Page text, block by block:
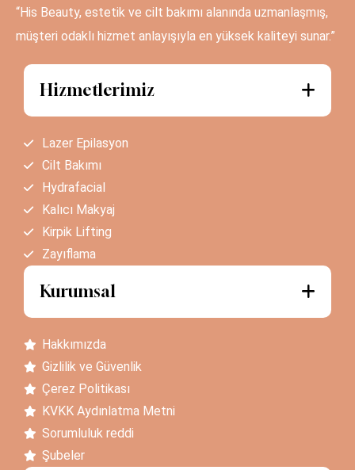
“His Beauty, estetik ve cilt bakımı alanında uzmanlaşmış,
müşteri odaklı hizmet anlayışıyla en yüksek kaliteyi sunar.”
Hizmetlerimiz
Lazer Epilasyon
Cilt Bakımı
Hydrafacial
Kalıcı Makyaj
Kirpik Lifting
Zayıflama
Kurumsal
Hakkımızda
Gizlilik ve Güvenlik
Çerez Politikası
KVKK Aydınlatma Metni
Sorumluluk reddi
Şubeler